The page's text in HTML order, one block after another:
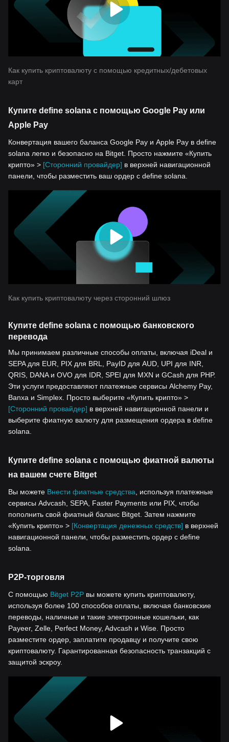
Как купить криптовалюту с помощью кредитных/дебетовых
карт
Купите define solana с помощью Google Pay или
Apple Pay
Конвертация вашего баланса Google Pay и Apple Pay в define
solana легко и безопасно на Bitget. Просто нажмите «Купить
крипто» > [Сторонний провайдер] в верхней навигационной
панели, чтобы разместить ваш ордер с define solana.
Как купить криптовалюту через сторонний шлюз
Купите define solana с помощью банковского
перевода
Мы принимаем различные способы оплаты, включая iDeal и
SEPA для EUR, PIX для BRL, PayID для AUD, UPI для INR,
QRIS, DANA и OVO для IDR, SPEI для MXN и GCash для PHP.
Эти услуги предоставляют платежные сервисы Alchemy Pay,
Banxa и Simplex. Просто выберите «Купить крипто» >
[Сторонний провайдер] в верхней навигационной панели и
выберите фиатную валюту для размещения ордера в define
solana.
Купите define solana с помощью фиатной валюты
на вашем счете Bitget
Вы можете Внести фиатные средства, используя платежные
сервисы Advcash, SEPA, Faster Payments или PIX, чтобы
пополнить свой фиатный баланс Bitget. Затем нажмите
«Купить крипто» > [Конвертация денежных средств] в верхней
навигационной панели, чтобы разместить ордер с define
solana.
P2P-торговля
С помощью Bitget P2P вы можете купить криптовалюту,
используя более 100 способов оплаты, включая банковские
переводы, наличные и такие электронные кошельки, как
Payeer, Zelle, Perfect Money, Advcash и Wise. Просто
разместите ордер, заплатите продавцу и получите свою
криптовалюту. Гарантированная безопасность транзакций с
защитой эскроу.